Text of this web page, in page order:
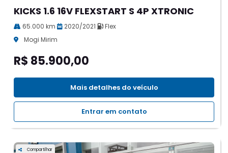
KICKS 1.6 16V FLEXSTART S 4P XTRONIC
65.000 km 2020/2021
Flex
Mogi Mirim
R$ 85.900,00
Mais detalhes do veículo
Entrar em contato
Compartilhar